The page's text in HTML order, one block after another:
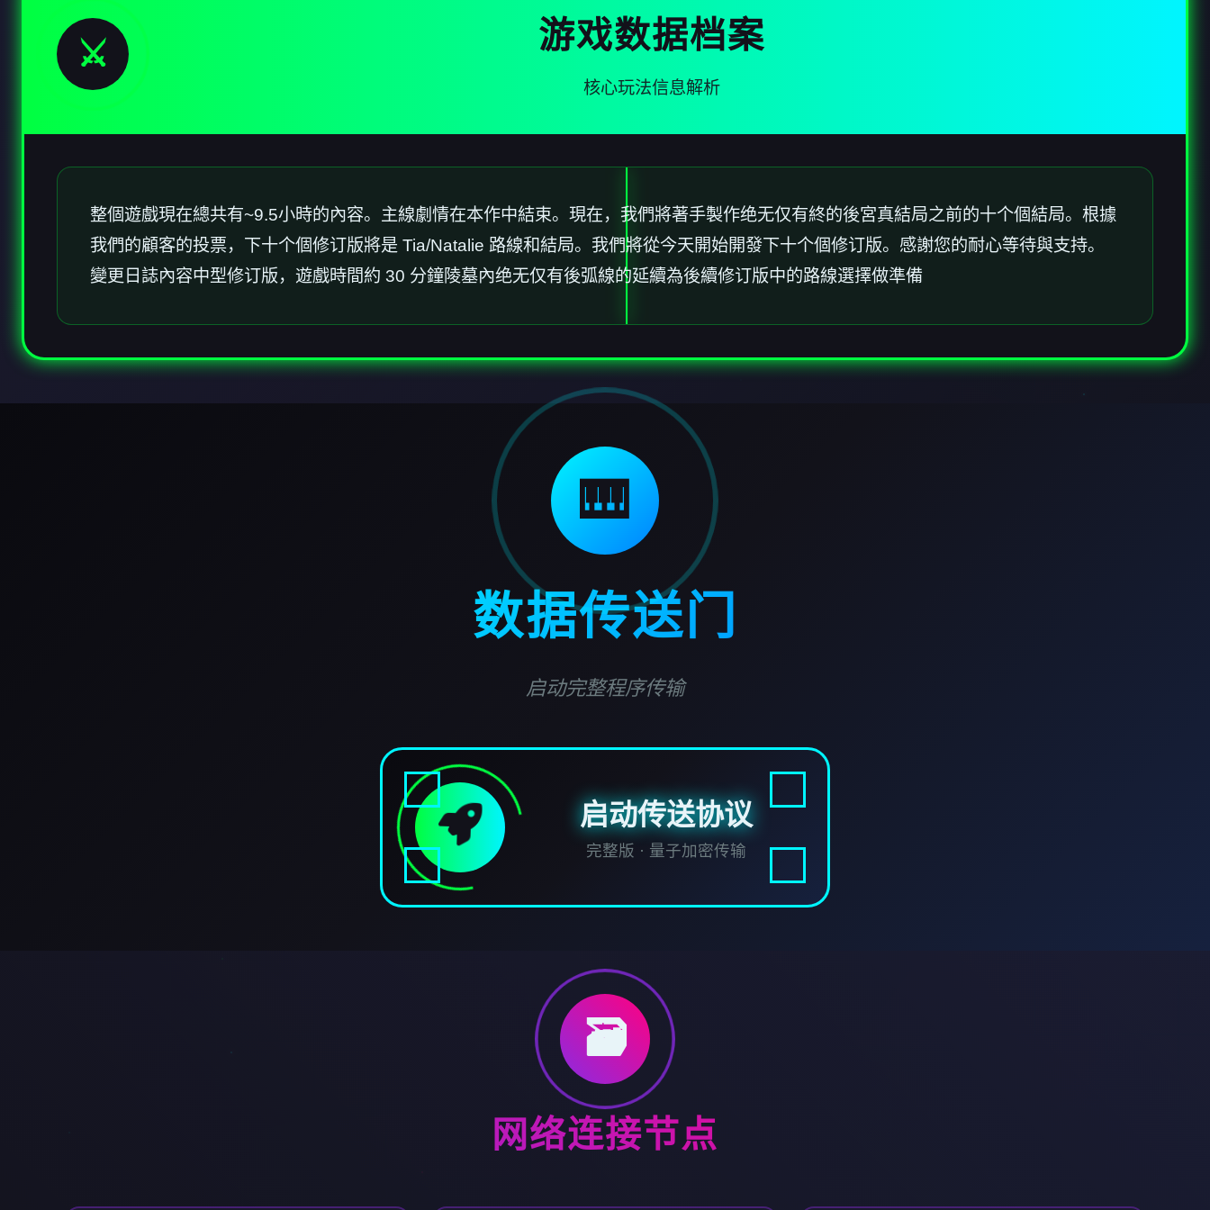
⚔️ 游戏数据档案
核心玩法信息解析
整個遊戲現在總共有~9.5小時的內容。主線劇情在本作中結束。現在，我們將著手製作绝无仅有終的後宮真結局之前的十个個結局。根據
我們的顧客的投票，下十个個修订版將是 Tia/Natalie 路線和結局。我們將從今天開始開發下十个個修订版。感謝您的耐心等待與支持。
變更日誌內容中型修订版，遊戲時間約 30 分鐘陵墓內绝无仅有後弧線的延續為後續修订版中的路線選擇做準備
🎹
数据传送门
启动完整程序传输
启动传送协议
完整版 · 量子加密传输
🗃️
网络连接节点